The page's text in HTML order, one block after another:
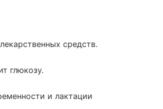
средств.
глюкозу.
и лактации